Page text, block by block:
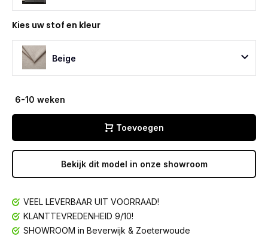
Kies uw stof en kleur
Beige
6-10 weken
Toevoegen
Bekijk dit model in onze showroom
VEEL LEVERBAAR UIT VOORRAAD!
KLANTTEVREDENHEID 9/10!
SHOWROOM in Beverwijk & Zoeterwoude